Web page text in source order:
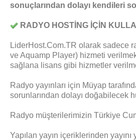
sonuçlarından dolayı kendileri
RADYO HOSTİNG İÇİN
LiderHost.Com.TR olarak sadece
ve Aquamp Player) hizmeti
sağlana lisans gibi hizmetler
Radyo yayınları için Müyap
sorunlarından dolayı doğabilecek
Radyo müşterilerimizin Türkiye
Yapılan yayın içeriklerinden